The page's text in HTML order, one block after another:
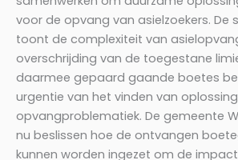
voor de opvang van asielzoekers. De
toont de complexiteit van
overschrijding van de toegestane
daarmee gepaard gaande boetes
urgentie van het vinden van
opvangproblematiek. De gemeente
nu beslissen hoe de ontvangen
kunnen worden ingezet om de